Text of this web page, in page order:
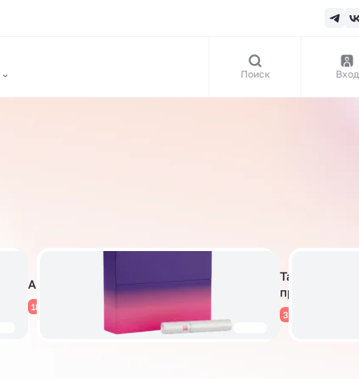
Поиск Вход
Аромамиксы
1822 товара
Табачная
продукция
38 товаров